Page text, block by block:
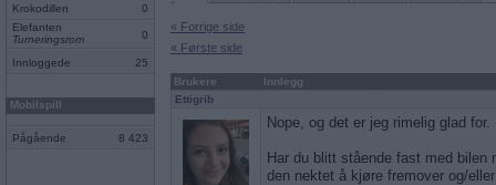
Krokodillen
0
Elefanten
Turneringsrom
0
Innloggede 25
Mobilspill
Pågående 8 423
« Forrige side
« Første side
Brukere
Innlegg
Ettigrib
Nope, og det er jeg rimelig glad for.
Har du blitt stående fast med
den nektet å kjøre fremover og/